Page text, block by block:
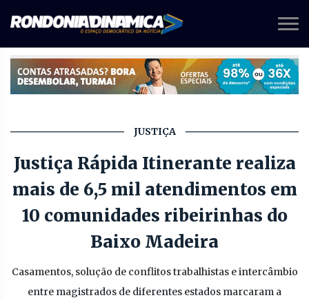
JUSTIÇA
Justiça Rápida Itinerante realiza
mais de 6,5 mil atendimentos em
10 comunidades ribeirinhas do
Baixo Madeira
Casamentos, solução de conflitos trabalhistas e intercâmbio
entre magistrados de diferentes estados marcaram a